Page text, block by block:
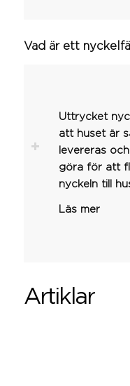
Vad är ett
Uttrycket
att huset är
levereras
göra för att
nyckeln till
Läs mer
Artiklar